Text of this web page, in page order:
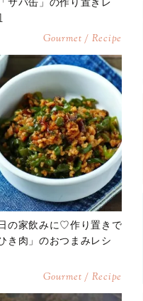
Gourmet / Recipe
の家飲みに♡作り置きで
き肉」のおつまみレシ
Gourmet / Recipe